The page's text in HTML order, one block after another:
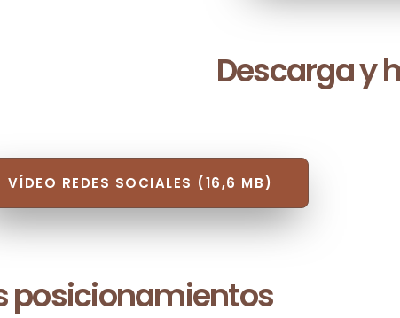
Descarga y
VÍDEO REDES SOCIALES (16,6 MB)
posicionamientos